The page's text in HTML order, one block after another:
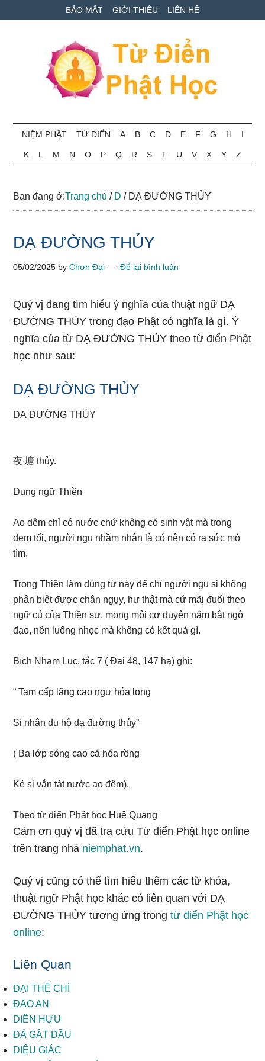
to
to
qua
BẢO MẬT GIỚI THIỆU LIÊN HỆ
Từ
điển
Phật
học
ngữ
NIỆM PHẬT TỪ ĐIỂN A B C D E F G H I
K L M N O P Q R S T U V X Y Z
Bạn đang ở:Trang chủ / D /DẠ ĐƯỜNG THỦY
DẠ ĐƯỜNG THỦY
05/02/2025 byChơn Đại Để lại bình luận
Quý vị đang tìm hiểu ý nghĩa của thuật ngữ DẠ
ĐƯỜNG THỦY trong đạo Phật có nghĩa là gì. Ý
nghĩa của từ DẠ ĐƯỜNG THỦY theo từ điển Phật
học như sau:
DẠ ĐƯỜNG THỦY
DẠ ĐƯỜNG THỦY
夜 塘 thủy.
Dụng ngữ Thiền
Ao dêm chỉ có nước chứ không có sinh vật mà trong
đem tối, người ngu nhầm nhận là có nên có ra sức mò
tìm.
Trong Thiền lâm dùng từ này để chỉ người ngu si không
phân biệt được chân ngụy, hư thật mà cứ mãi đuổi theo
ngữ cú của Thiền sư, mong mỏi cơ duyên nắm bắt ngộ
đạo, nên luống nhọc mà không có kết quả gì.
Bích Nham Lục, tắc 7 ( Đại 48, 147 hạ) ghi:
“ Tam cấp lãng cao ngư hóa long
Si nhân du hộ dạ đường thủy”
( Ba lớp sóng cao cá hóa rồng
Kẻ si vẫn tát nước ao đêm).
Theo từ điển Phật học Huệ Quang
Cảm ơn quý vị đã tra cứu Từ điển Phật học online
trên trang nhà niemphat.vn.
Quý vị cũng có thể tìm hiểu thêm các từ khóa,
thuật ngữ Phật học khác có liên quan với DẠ
ĐƯỜNG THỦY tương ứng trongtừ điển Phật học
online:
Liên Quan
ĐẠI THẾ CHÍ
ĐẠO AN
DIÊN HỰU
ĐÁ GẬT ĐẦU
DIỆU GIÁC